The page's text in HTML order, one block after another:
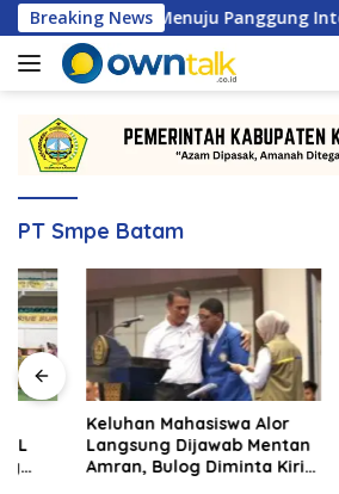
Langsung
ke
konten
Breaking News
2026 Menuju Panggung
PT Smpe Batam
Keluhan Mahasiswa Alor
Langsung Dijawab Mentan
Amran, Bulog Diminta Kirim
BP